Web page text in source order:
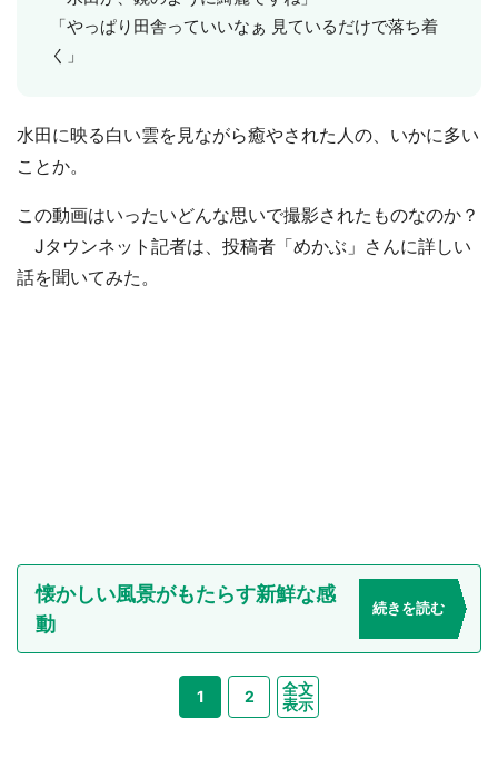
「やっぱり田舎っていいなぁ 見ているだけで落ち着
く」
水田に映る白い雲を見ながら癒やされた人の、いかに多い
ことか。
この動画はいったいどんな思いで撮影されたものなのか？
Jタウンネット記者は、投稿者「めかぶ」さんに詳しい
話を聞いてみた。
懐かしい風景がもたらす新鮮な感
動
続きを読む
1 2
全文
表示